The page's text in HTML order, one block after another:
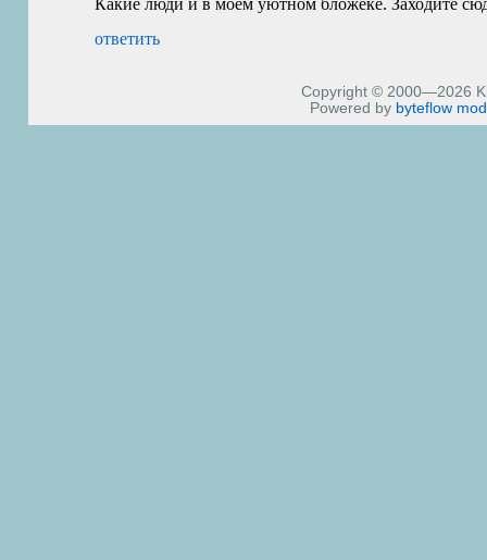
Какие люди и в моем уютном бложеке. Заходите
ответить
Copyright © 2000—2026
Powered by byteflow